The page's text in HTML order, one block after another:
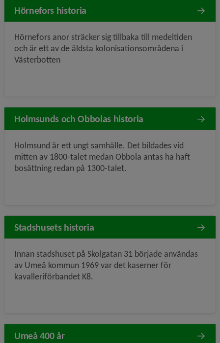
Hörnefors historia
Hörnefors anor sträcker sig tillbaka till medeltiden
och är ett av de äldsta kolonisationsområdena i
Västerbotten
Holmsunds och Obbolas historia
Holmsund är ett ungt samhälle. Det bildades vid
mitten av 1800-talet medan Obbola antas ha haft
bosättning redan på 1300-talet.
Stadshusets historia
Innan stadshuset på Skolgatan 31 började användas
av Umeå kommun 1969 var det kaserner för
kavalleriförbandet K8.
Umeå 400 år